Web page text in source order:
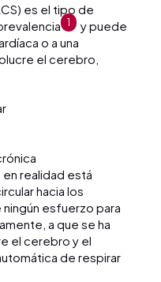
es el tipo de
1
y puede
o a una
el cerebro,
en realidad está
hacia los
esfuerzo para
a que se ha
el cerebro y el
de respirar